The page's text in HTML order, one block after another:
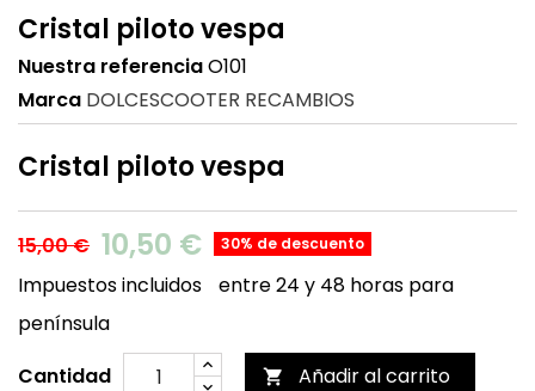
Cristal piloto vespa
Nuestra referenciaO101
Marca DOLCESCOOTER RECAMBIOS
Cristal piloto vespa
15,00 € 10,50 € 30% de descuento
Impuestos incluidos
entre 24 y 48 horas para
península
Cantidad
 Añadir al carrito